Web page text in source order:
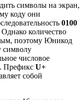
символы на экран,
коду они
0100
Однако количество
поэтому Юникод
символу
числовое
. Префикс U+
собой